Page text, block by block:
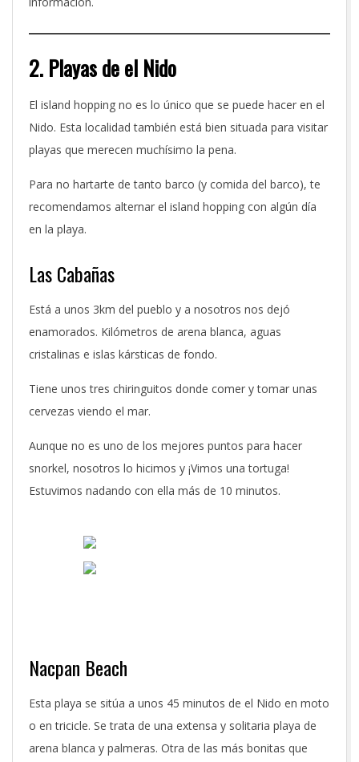
2. Playas de el Nido
El island hopping no es lo único que se puede hacer en el
Nido. Esta localidad también está bien situada para visitar
playas que merecen muchísimo la pena.
Para no hartarte de tanto barco (y comida del barco), te
recomendamos alternar el island hopping con algún día
en la playa.
Las Cabañas
Está a unos 3km del pueblo y a nosotros nos dejó
enamorados. Kilómetros de arena blanca, aguas
cristalinas e islas kársticas de fondo.
Tiene unos tres chiringuitos donde comer y tomar unas
cervezas viendo el mar.
Aunque no es uno de los mejores puntos para hacer
snorkel, nosotros lo hicimos y ¡Vimos una tortuga!
Estuvimos nadando con ella más de 10 minutos.
Nacpan Beach
Esta playa se sitúa a unos 45 minutos de el Nido en moto
o en tricicle. Se trata de una extensa y solitaria playa de
arena blanca y palmeras. Otra de las más bonitas que